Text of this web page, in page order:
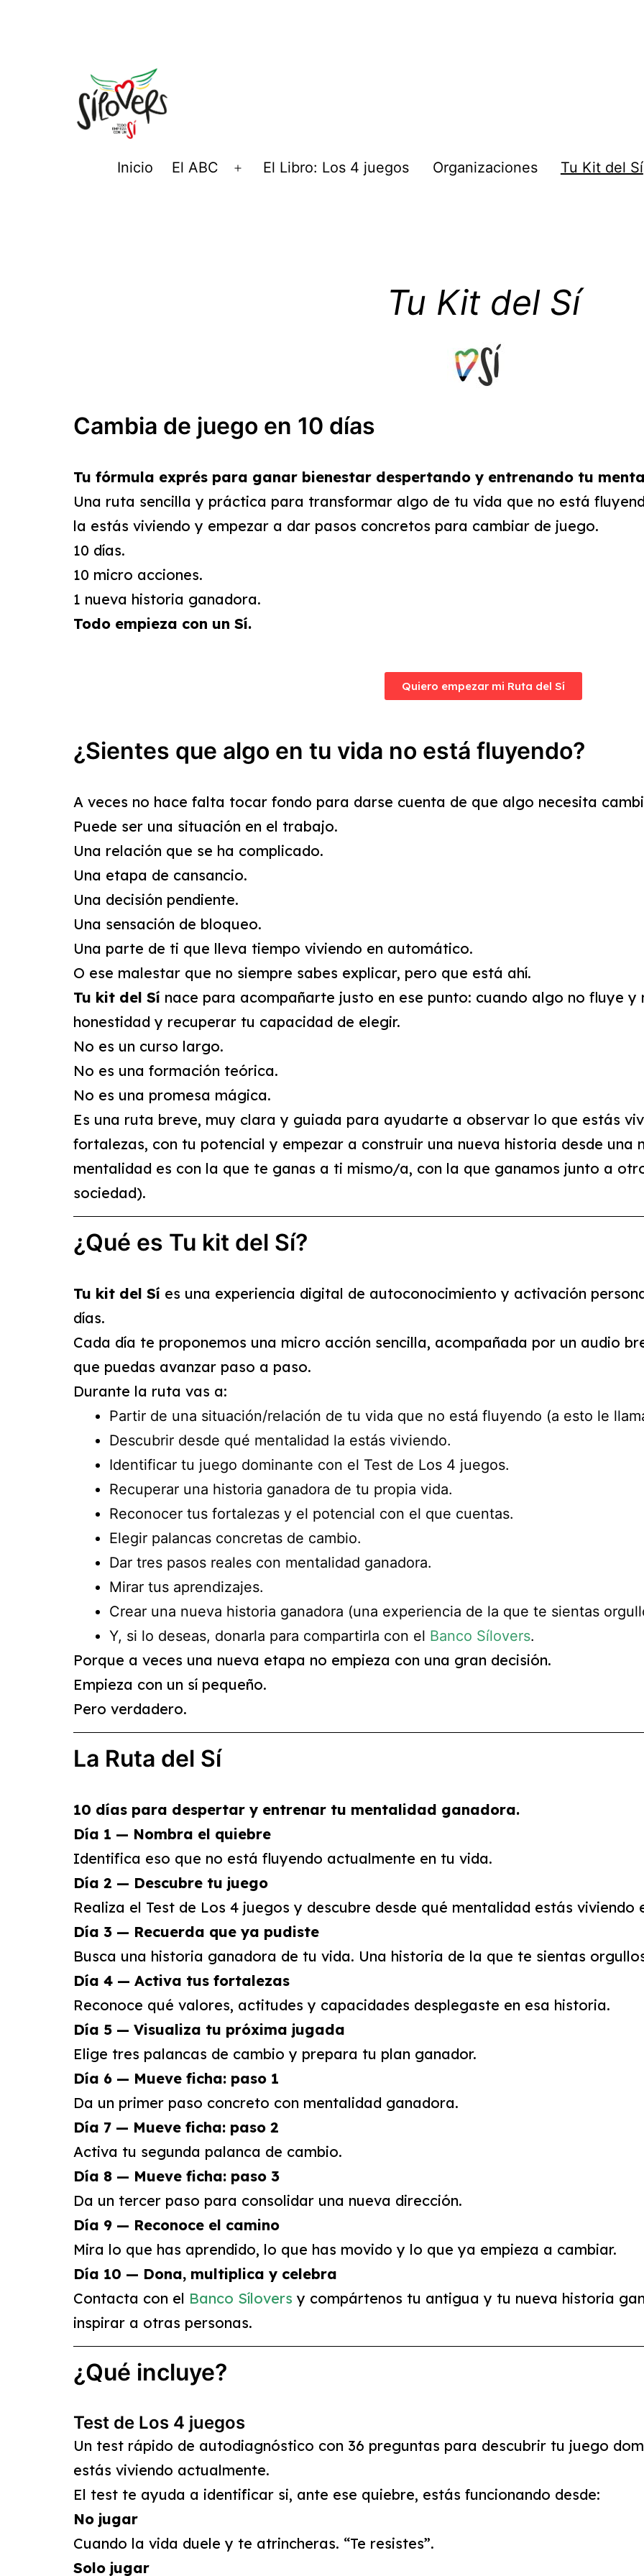
Inicio El ABC El Libro: Los 4 juegos Organizaciones Tu Kit del Sí
Tu Kit del Sí
Cambia de juego en 10 días
Tu fórmula exprés para ganar bienestar despertando y entrenando tu
Una ruta sencilla y práctica para transformar algo de tu vida que no está
la estás viviendo y empezar a dar pasos concretos para cambiar de juego.
10 días.
10 micro acciones.
1 nueva historia ganadora.
Todo empieza con un Sí.
Quiero empezar mi Ruta del Sí
¿Sientes que algo en tu vida no está fluyendo?
A veces no hace falta tocar fondo para darse cuenta de que algo necesita
Puede ser una situación en el trabajo.
Una relación que se ha complicado.
Una etapa de cansancio.
Una decisión pendiente.
Una sensación de bloqueo.
Una parte de ti que lleva tiempo viviendo en automático.
O ese malestar que no siempre sabes explicar, pero que está ahí.
Tu kit del Sí nace para acompañarte justo en ese punto: cuando algo no fluye y
honestidad y recuperar tu capacidad de elegir.
No es un curso largo.
No es una formación teórica.
No es una promesa mágica.
Es una ruta breve, muy clara y guiada para ayudarte a observar lo que estás
fortalezas, con tu potencial y empezar a construir una nueva historia desde una
mentalidad es con la que te ganas a ti mismo/a, con la que ganamos junto a
sociedad).
¿Qué es Tu kit del Sí?
Tu kit del Sí es una experiencia digital de autoconocimiento y activación
días.
Cada día te proponemos una micro acción sencilla, acompañada por un audio
que puedas avanzar paso a paso.
Durante la ruta vas a:
Partir de una situación/relación de tu vida que no está fluyendo (a esto le
Descubrir desde qué mentalidad la estás viviendo.
Identificar tu juego dominante con el Test de Los 4 juegos.
Recuperar una historia ganadora de tu propia vida.
Reconocer tus fortalezas y el potencial con el que cuentas.
Elegir palancas concretas de cambio.
Dar tres pasos reales con mentalidad ganadora.
Mirar tus aprendizajes.
Crear una nueva historia ganadora (una experiencia de la que te sientas
Y, si lo deseas, donarla para compartirla con el Banco Sílovers.
Porque a veces una nueva etapa no empieza con una gran decisión.
Empieza con un sí pequeño.
Pero verdadero.
La Ruta del Sí
10 días para despertar y entrenar tu mentalidad ganadora.
Día 1 — Nombra el quiebre
Identifica eso que no está fluyendo actualmente en tu vida.
Día 2 — Descubre tu juego
Realiza el Test de Los 4 juegos y descubre desde qué mentalidad estás viviendo
Día 3 — Recuerda que ya pudiste
Busca una historia ganadora de tu vida. Una historia de la que te sientas
Día 4 — Activa tus fortalezas
Reconoce qué valores, actitudes y capacidades desplegaste en esa historia.
Día 5 — Visualiza tu próxima jugada
Elige tres palancas de cambio y prepara tu plan ganador.
Día 6 — Mueve ficha: paso 1
Da un primer paso concreto con mentalidad ganadora.
Día 7 — Mueve ficha: paso 2
Activa tu segunda palanca de cambio.
Día 8 — Mueve ficha: paso 3
Da un tercer paso para consolidar una nueva dirección.
Día 9 — Reconoce el camino
Mira lo que has aprendido, lo que has movido y lo que ya empieza a cambiar.
Día 10 — Dona, multiplica y celebra
Contacta con el Banco Sílovers y compártenos tu antigua y tu nueva historia
inspirar a otras personas.
¿Qué incluye?
Test de Los 4 juegos
Un test rápido de autodiagnóstico con 36 preguntas para descubrir tu juego
estás viviendo actualmente.
El test te ayuda a identificar si, ante ese quiebre, estás funcionando desde:
No jugar
Cuando la vida duele y te atrincheras. “Te resistes”.
Solo jugar